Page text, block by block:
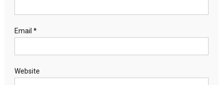
Email *
Website